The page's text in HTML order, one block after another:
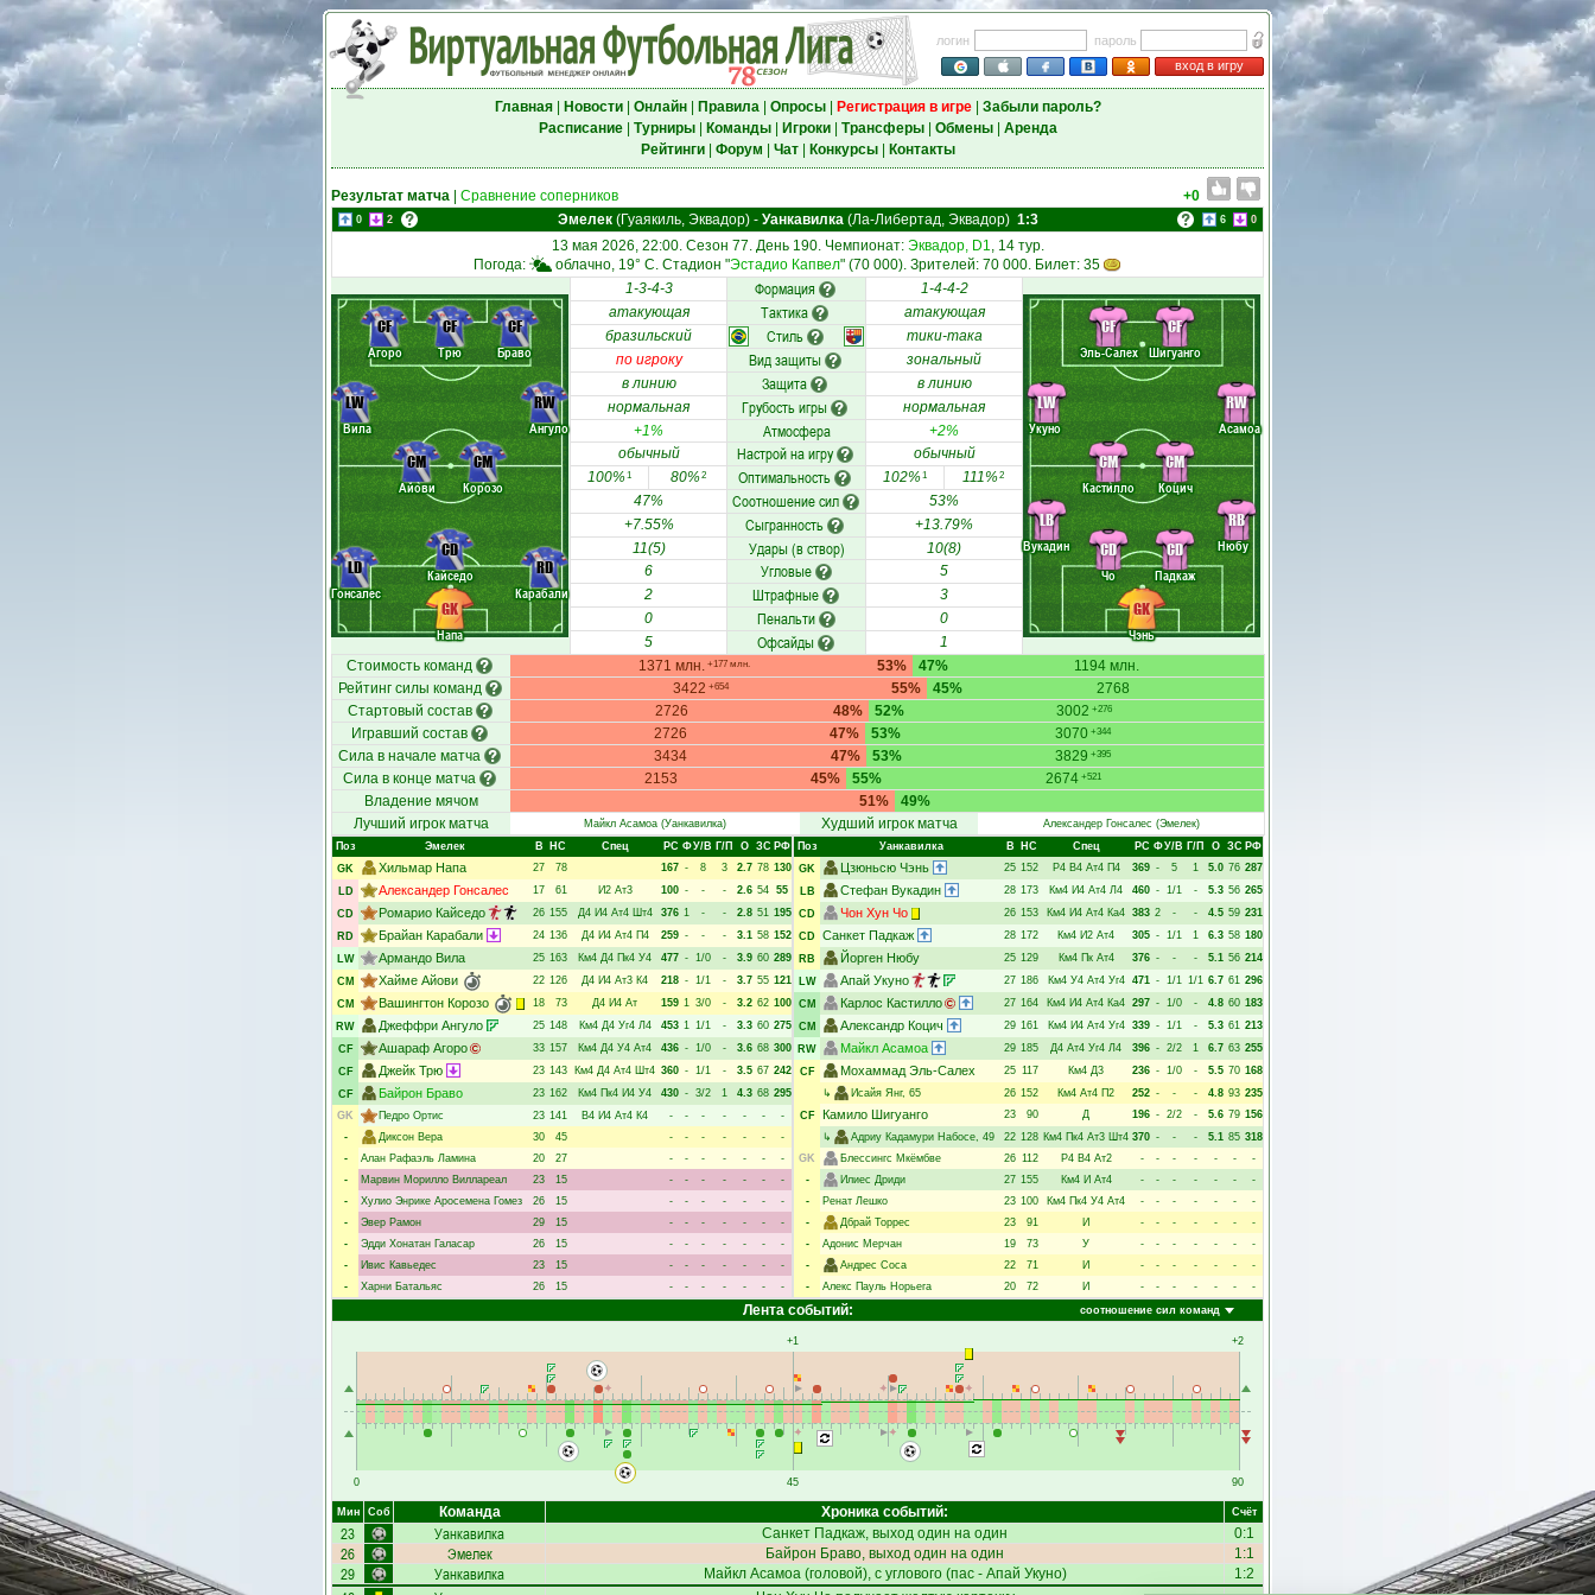
логин
пароль
вход в игру
Главная| Новости| Онлайн| Правила| Опросы| Регистрация в игре| Забыли пароль?
Расписание| Турниры| Команды| Игроки| Трансферы| Обмены| Аренда
Рейтинги| Форум Чат| Конкурсы| Контакты
Результат матча Сравнение соперников +0
0 2 Эмелек(Гуаякиль, Эквадор)- Уанкавилка(Ла-Либертад, Эквадор) 1:3 6 0
13 мая 2026, 22:00. Сезон 77. День 190. Чемпионат: Эквадор, D1, 14 тур.
Погода:
облачно, 19° C. Стадион "Эстадио Капвел" (70 000). Зрителей: 70 000. Билет: 35
Напа
Гонсалес
Кайседо
Карабали
Вила
Айови Корозо
Ангуло
Агоро Трю Браво
GK
LD
CD
RD
LW
CM CM
RW
CF CF CF
1-3-4-3 Формация 1-4-4-2
Чэнь
Вукадин
Чо
Падкаж
Нюбу
Укуно
Кастилло Коцич
Асамоа
Эль-Салех Шигуанго
GK
LB
CD
CD
RB
LW
CM CM
RW
CF CF
атакующая Тактика
атакующая
бразильский
Стиль
тики-така
по игроку
Вид защиты
зональный
в линию
Защита
в линию
нормальная
Грубость игры
нормальная
+1%
Атмосфера
+2%
обычный
Настрой на игру
обычный
100%1 80%2 Оптимальность 102%1 111%2
47% Соотношение сил
53%
+7.55%
Сыгранность
+13.79%
11(5)
Удары (в створ)
10(8)
6
Угловые
5
2
Штрафные
3
0
Пенальти
0
5
Офсайды
1
Стоимость команд
1371 млн. +177 млн. 53% 1194 млн.
47%
Рейтинг силы команд
3422 +654 55% 2768
45%
Стартовый состав
2726 48% 3002 +276
52%
Игравший состав
2726 47% 3070 +344
53%
Сила в начале матча
3434 47% 3829 +395
53%
Сила в конце матча
2153 45% 2674 +521
55%
Владение мячом
51%
49%
Лучший игрок матча
Майкл Асамоа (Уанкавилка) Худший игрок матча Александер Гонсалес (Эмелек)
Поз
Эмелек В НC Спец РC ФУ/В Г/П О ЗС РФ
GK
Хильмар Напа 27 78 167 - 8 3 2.7 78 130
LD
Александер Гонсалес 17 61 И2 Ат3 100 - - - 2.6 54 55
CD
Ромарио Кайседо 26 155 Д4 И4 Ат4 Шт4 376 1 - - 2.8 51 195
RD
Брайан Карабали 24 136 Д4 И4 Ат4 П4 259 - - - 3.1 58 152
LW
Армандо Вила 25 163 Км4 Д4 Пк4 У4 477 - 1/0 - 3.9 60 289
CM
Хайме Айови 22 126 Д4 И4 Ат3 К4 218 - 1/1 - 3.7 55 121
CM
Вашингтон Корозо 18 73 Д4 И4 Ат 159 1 3/0 - 3.2 62 100
RW
Джеффри Ангуло 25 148 Км4 Д4 Уг4 Л4 453 1 1/1 - 3.3 60 275
CF
Ашараф Агоро 33 157 Км4 Д4 У4 Ат4 436 - 1/0 - 3.6 68 300
CF
Джейк Трю 23 143 Км4 Д4 Ат4 Шт4 360 - 1/1 - 3.5 67 242
CF
Байрон Браво 23 162 Км4 Пк4 И4 У4 430 - 3/2 1 4.3 68 295
GK
Педро Ортис 23 141 В4 И4 Ат4 К4 - - - - - -
-
-
Диксон Вера 30 45 - - - - - -
-
-
Алан Рафаэль Ламина 20 27 - - - - - -
-
-
Марвин Морилло Виллареал 23 15 - - - - - -
-
-
Хулио Энрике Аросемена Гомез 26 15 - - - - - -
-
-
Эвер Рамон 29 15 - - - - - -
-
-
Эдди Хонатан Галасар 26 15 - - - - - -
-
-
Ивис Кавьедес 23 15 - - - - - -
-
-
Харни Батальяс 26 15 - - - - - - -
Поз Уанкавилка В НC Спец РC ФУ/В Г/П О ЗС РФ
GK
Цзюньсю Чэнь 25 152 Р4 В4 Ат4 П4 369 - 5 1 5.0 76 287
LB
Стефан Вукадин 28 173 Км4 И4 Ат4 Л4 460 - 1/1 - 5.3 56 265
CD
Чон Хун Чо 26 153 Км4 И4 Ат4 Ка4 383 2 - - 4.5 59 231
CD Санкет Падкаж 28 172 Км4 И2 Ат4 305 - 1/1 1 6.3 58 180
RB
Йорген Нюбу 25 129 Км4 Пк Ат4 376 - - - 5.1 56 214
LW
Апай Укуно 27 186 Км4 У4 Ат4 Уг4 471 - 1/1 1/1 6.7 61 296
CM
Карлос Кастилло 27 164 Км4 И4 Ат4 Ка4 297 - 1/0 - 4.8 60 183
CM
Александр Коцич 29 161 Км4 И4 Ат4 Уг4 339 - 1/1 - 5.3 61 213
RW
Майкл Асамоа 29 185 Д4 Ат4 Уг4 Л4 396 - 2/2 1 6.7 63 255
CF
Мохаммад Эль-Салех 25 117 Км4 Д3 236 - 1/0 - 5.5 70 168
↳
Исайя Янг, 65 26 152 Км4 Ат4 П2 252 - - - 4.8 93 235
CF
Камило Шигуанго 23 90 Д 196 - 2/2 - 5.6 79 156
↳
Адриу Кадамури Набосе, 49 22 128 Км4 Пк4 Ат3 Шт4 370 - - - 5.1 85 318
GK
Блессингс Мкёмбве 26 112 Р4 В4 Ат2 - - - - - -
-
-
Илиес Дриди 27 155 Км4 И Ат4 - - - - - -
-
-
Ренат Лешко 23 100 Км4 Пк4 У4 Ат4 - - - - - -
-
-
Дбрай Торрес 23 91 И - - - - - -
-
-
Адонис Мерчан 19 73 У - - - - - -
-
-
Андрес Соса 22 71 И - - - - - -
-
-
Алекс Пауль Норьега 20 72 И - - - - - -
-
соотношение сил команд
Лента событий:
0
+1
45
+2
90
Мин Соб Команда Хроника событий: Счёт
23 Уанкавилка Санкет Падкаж, выход один на один 0:1
26 Эмелек Байрон Браво, выход один на один 1:1
29 Уанкавилка Майкл Асамоа(головой), с углового (пас - Апай Укуно) 1:2